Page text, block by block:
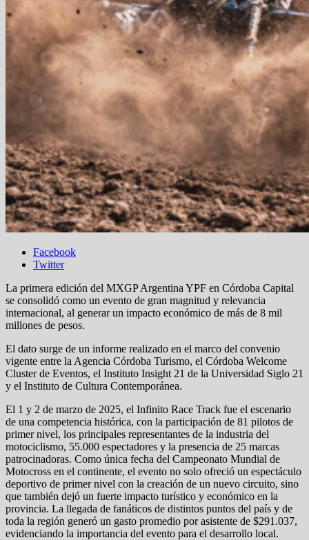
Facebook
Twitter
La primera edición del MXGP Argentina YPF en Córdoba Capital
se consolidó como un evento de gran magnitud y relevancia
internacional, al generar un impacto económico de más de 8 mil
millones de pesos.
El dato surge de un informe realizado en el marco del convenio
vigente entre la Agencia Córdoba Turismo, el Córdoba Welcome
Cluster de Eventos, el Instituto Insight 21 de la Universidad Siglo 21
y el Instituto de Cultura Contemporánea.
El 1 y 2 de marzo de 2025, el Infinito Race Track fue el escenario
de una competencia histórica, con la participación de 81 pilotos de
primer nivel, los principales representantes de la industria del
motociclismo, 55.000 espectadores y la presencia de 25 marcas
patrocinadoras. Como única fecha del Campeonato Mundial de
Motocross en el continente, el evento no solo ofreció un espectáculo
deportivo de primer nivel con la creación de un nuevo circuito, sino
que también dejó un fuerte impacto turístico y económico en la
provincia. La llegada de fanáticos de distintos puntos del país y de
toda la región generó un gasto promedio por asistente de $291.037,
evidenciando la importancia del evento para el desarrollo local.